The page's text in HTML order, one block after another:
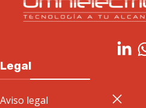
Legal
Aviso legal